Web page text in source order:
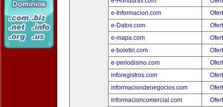
e-Informacion.com
e-Datos.com
e-mapa.com
e-boletin.com
e-periodismo.com
inforegistros.com
informaciondenegocios.com
informacioncomercial.com